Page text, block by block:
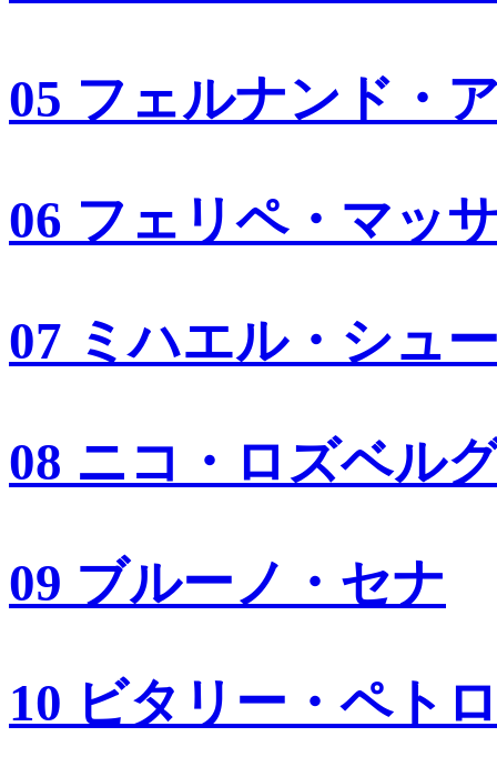
05 フェルナンド・
06 フェリペ・マッ
07 ミハエル・シュ
08 ニコ・ロズベル
09 ブルーノ・セナ
10 ビタリー・ペト